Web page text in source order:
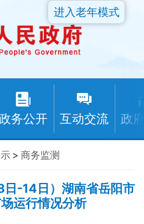
务公开 互动交流 政
进入老年模式
> 商务监测
-14日）湖南省岳阳市
运行情况分析